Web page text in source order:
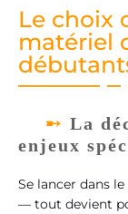
Le choix
matériel
La
enjeux
Se lancer dans
— tout devient